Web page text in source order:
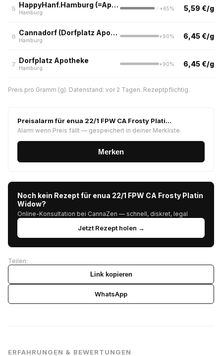
5 HappyHanf.Hamburg (=Apotheke an der Friedenseiche)
Hamburg
+65% 5,59 €/g
6 Cannadorf (Dorfplatz Apotheke, Hamburg-Bramfeld)
Hamburg
+90% 6,45 €/g
7 Dorfplatz Apotheke
Hamburg
+90% 6,45 €/g
Preis pro Gramm (g). Datenstand: vor 2 Tagen. Rezeptpflichtig.
Preisalarm für enua 22/1 FPW CA Frosty Plati…
Alarm wenn Preis fällt — gespeichert in deiner Merkliste.
Merken
Noch kein Rezept für enua 22/1 FPW CA Frosty Platin
Widow?
Online-Konsultation bei CannaZen — schnell, diskret, legal
Jetzt Rezept holen →
Teilen:
Link kopieren
WhatsApp
ERFAHRUNGEN & BEWERTUNGEN